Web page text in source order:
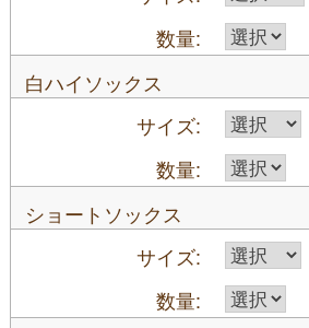
白ハイソックス
ショートソックス